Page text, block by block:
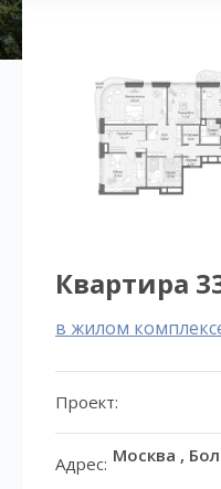
Квартира
в жилом
Проект:
Адрес: Москва ,